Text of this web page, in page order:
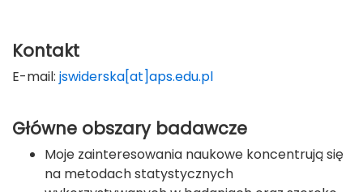
Kontakt
E-mail: jswiderska[at]aps.edu.pl
Główne obszary badawcze
Moje zainteresowania naukowe koncentrują się
na metodach statystycznych